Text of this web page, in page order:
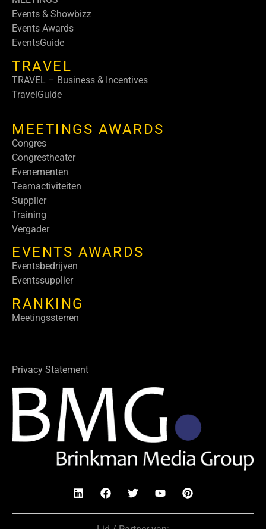
Events & Showbizz
Events Awards
EventsGuide
TRAVEL
TRAVEL – Business & Incentives
TravelGuide
MEETINGS AWARDS
Congres
Congrestheater
Evenementen
Teamactiviteiten
Supplier
Training
Vergader
EVENTS AWARDS
Eventsbedrijven
Eventssupplier
RANKING
Meetingssterren
Privacy Statement